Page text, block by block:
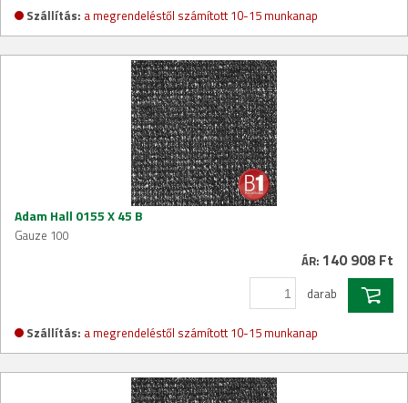
Szállítás: a megrendeléstől számított 10-15 munkanap
Adam Hall 0155 X 45 B
Gauze 100
ÁR: 140 908 Ft
darab
Szállítás: a megrendeléstől számított 10-15 munkanap